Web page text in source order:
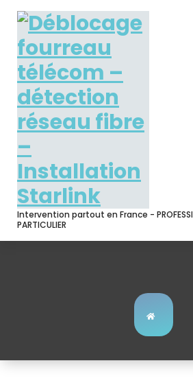
Skip
content
Intervention partout en France -
PARTICULIER